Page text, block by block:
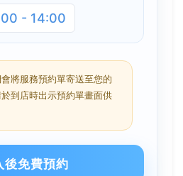
- 14:00
將服務預約單寄送至您的
到店時出示預約單畫面供
後免費預約